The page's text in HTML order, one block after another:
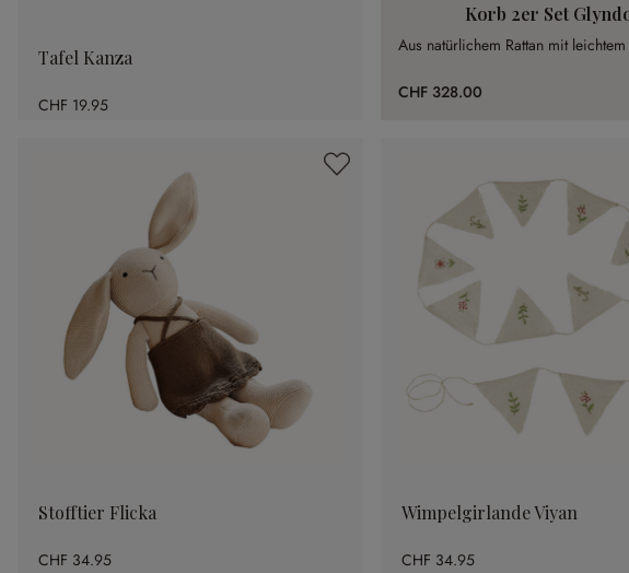
Tafel Kanza
CHF 19.95
Korb 2er Set
Aus natürlichem Rattan mit
CHF 328.00
Stofftier Flicka
CHF 34.95
Wimpelgirlande Viyan
CHF 34.95